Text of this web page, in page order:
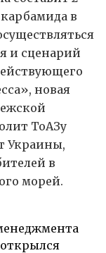
в
и сценарий
новая
ТоАЗу
Украины,
в
морей.